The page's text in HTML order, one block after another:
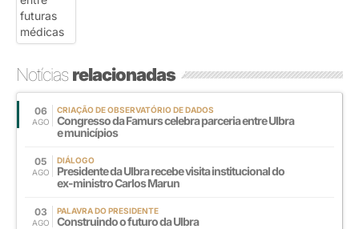
Notíciasrelacionadas
06
AGO
CRIAÇÃO DE OBSERVATÓRIO DE DADOS
Congresso da Famurs celebra parceria entre Ulbra
e municípios
05
AGO
DIÁLOGO
Presidente da Ulbra recebe visita institucional do
ex-ministro Carlos Marun
03
AGO
PALAVRA DO PRESIDENTE
Construindo o futuro da Ulbra